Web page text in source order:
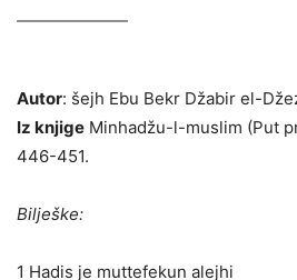
Autor: šejh Ebu Bekr Džabir el-
Iz knjige Minhadžu-l-muslim (Put
446-451.
Bilješke:
1 Hadis je muttefekun alejhi